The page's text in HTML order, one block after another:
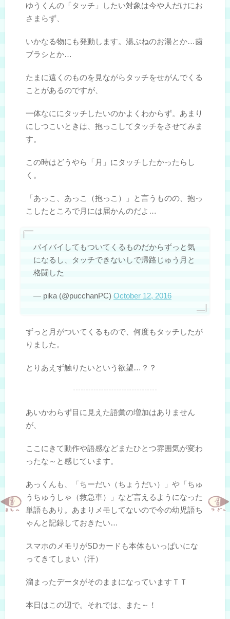
ゆうくんの「タッチ」したい対象は今や人だけにお
さまらず、
いかなる物にも発動します。湯ぶねのお湯とか…歯
ブラシとか…
たまに遠くのものを見ながらタッチをせがんでくる
ことがあるのですが、
一体なににタッチしたいのかよくわからず。あまり
にしつこいときは、抱っこしてタッチをさせてみま
す。
この時はどうやら「月」にタッチしたかったらし
く。
「あっこ、あっこ（抱っこ）」と言うものの、抱っ
こしたところで月には届かんのだよ…
バイバイしてもついてくるものだからずっと気
になるし、タッチできないしで帰路じゅう月と
格闘した
— pika (@pucchanPC) October 12, 2016
ずっと月がついてくるもので、何度もタッチしたが
りました。
とりあえず触りたいという欲望…？？
あいかわらず目に見えた語彙の増加はありません
が、
ここにきて動作や語感などまたひとつ雰囲気が変わ
ったな～と感じています。
あっくんも、「ちーだい（ちょうだい）」や「ちゅ
うちゅうしゃ（救急車）」など言えるようになった
単語もあり。あまりメモしてないので今の幼児語ち
ゃんと記録しておきたい…
スマホのメモリがSDカードも本体もいっぱいにな
ってきてしまい（汗）
溜まったデータがそのままになっていますＴＴ
本日はこの辺で。それでは、また～！